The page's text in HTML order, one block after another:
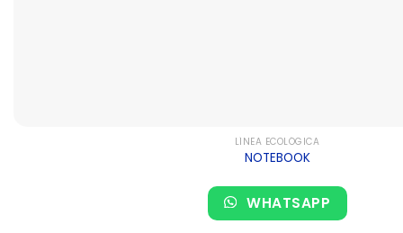
LÍNEA ECOLÓGICA
NOTEBOOK
WHATSAPP